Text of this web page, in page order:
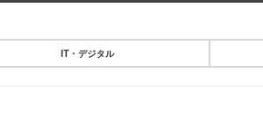
IT・デジタル